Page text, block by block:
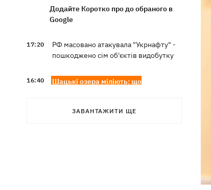
Додайте Коротко про до обраного в
Google
17:20
РФ масовано атакувала "Укрнафту" -
пошкоджено сім об'єктів видобутку
16:40
Шацькі озера міліють: що
ЗАВАНТАЖИТИ ЩЕ